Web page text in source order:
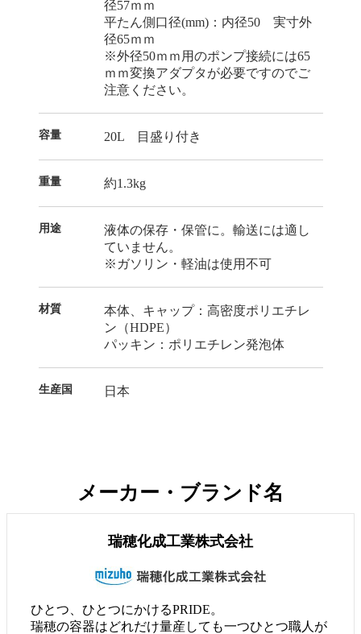
径57ｍｍ
平たん側口径(mm)：内径50 実寸外
径65ｍｍ
※外径50ｍｍ用のポンプ接続には65
ｍｍ変換アダプタが必要ですのでご
注意ください。
容量 20L 目盛り付き
重量 約1.3kg
用途
液体の保存・保管に。輸送には適し
ていません。
※ガソリン・軽油は使用不可
材質
本体、キャップ：高密度ポリエチレ
ン（HDPE）
パッキン：ポリエチレン発泡体
生産国 日本
メーカー・ブランド名
瑞穂化成工業株式会社
ひとつ、ひとつにかけるPRIDE。
瑞穂の容器はどれだけ量産しても一つひとつ職人が